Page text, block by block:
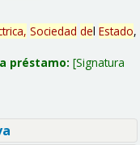
Sociedad del Estado,
préstamo: Signatura